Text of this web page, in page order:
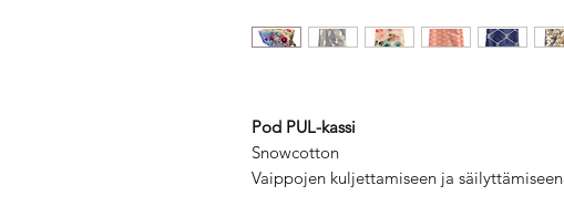
Pod PUL-kassi
Snowcotton
Vaippojen kuljettamiseen ja säilyttämiseen